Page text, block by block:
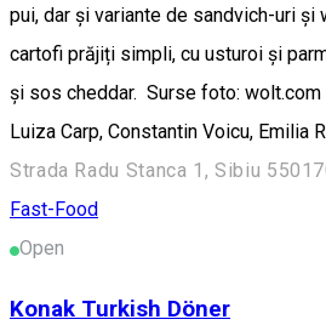
pui, dar și variante de sandvich-uri și
cartofi prăjiți simpli, cu usturoi și
și sos cheddar. Surse foto: wolt.com
Luiza Carp, Constantin Voicu, Emilia
Strada Radu Stanca 1, Sibiu
Fast-Food
Open
Konak Turkish Döner